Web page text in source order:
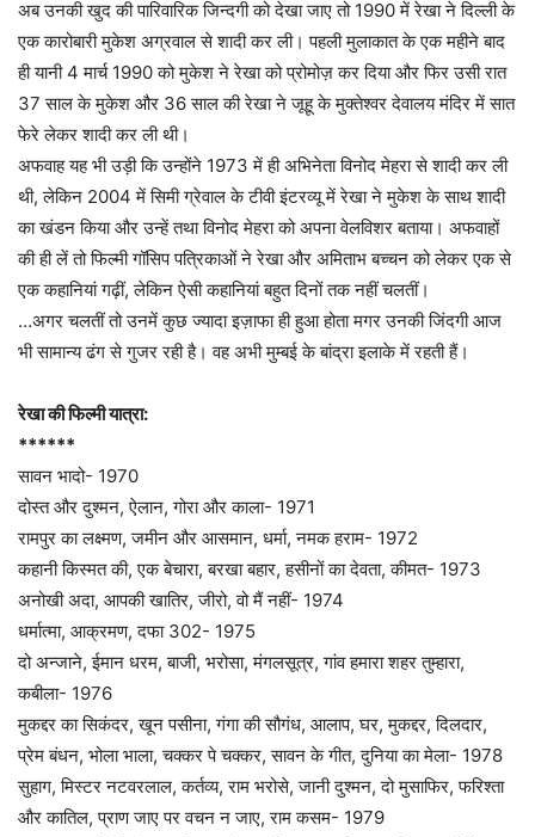
अब उनकी खुद की पारिवारिक जिन्दगी को देखा जाए तो 1990 में रेखा ने दिल्ली के
एक कारोबारी मुकेश अग्रवाल से शादी कर ली। पहली मुलाकात के एक महीने बाद
ही यानी 4 मार्च 1990 को मुकेश ने रेखा को प्रोमोज़ कर दिया और फिर उसी रात
37 साल के मुकेश और 36 साल की रेखा ने जूहू के मुक्तेश्वर देवालय मंदिर में सात
फेरे लेकर शादी कर ली थी।
अफवाह यह भी उड़ी कि उन्होंने 1973 में ही अभिनेता विनोद मेहरा से शादी कर ली
थी, लेकिन 2004 में सिमी ग्रेवाल के टीवी इंटरव्यू में रेखा ने मुकेश के साथ शादी
का खंडन किया और उन्हें तथा विनोद मेहरा को अपना वेलविशर बताया। अफवाहों
की ही लें तो फिल्मी गॉसिप पत्रिकाओं ने रेखा और अमिताभ बच्चन को लेकर एक से
एक कहानियां गढ़ीं, लेकिन ऐसी कहानियां बहुत दिनों तक नहीं चलतीं।
…अगर चलतीं तो उनमें कुछ ज्यादा इज़ाफा ही हुआ होता मगर उनकी जिंदगी आज
भी सामान्य ढंग से गुजर रही है। वह अभी मुम्बई के बांद्रा इलाके में रहती हैं।
रेखा की फिल्मी यात्रा‌:
******
सावन भादो- 1970
दोस्त और दुश्मन, ऐलान, गोरा और काला- 1971
रामपुर का लक्ष्मण, जमीन और आसमान, धर्मा, नमक हराम- 1972
कहानी किस्मत की, एक बेचारा, बरखा बहार, हसीनों का देवता, कीमत- 1973
अनोखी अदा, आपकी खातिर, जीरो, वो मैं नहीं- 1974
धर्मात्मा, आक्रमण, दफा 302- 1975
दो अन्जाने, ईमान धरम, बाजी, भरोसा, मंगलसूत्र, गांव हमारा शहर तुम्हारा,
कबीला- 1976
मुकद्दर का सिकंदर, खून पसीना, गंगा की सौगंध, आलाप, घर, मुकद्दर, दिलदार,
प्रेम बंधन, भोला भाला, चक्कर पे चक्कर, सावन के गीत, दुनिया का मेला- 1978
सुहाग, मिस्टर नटवरलाल, कर्तव्य, राम भरोसे, जानी दुश्मन, दो मुसाफिर, फरिश्ता
और कातिल, प्राण जाए पर वचन न जाए, राम कसम- 1979